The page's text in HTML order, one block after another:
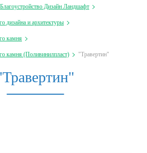
Благоустройство Дизайн Ландшафт
дизайна и архитектуры
камня
камня (Поливинилпласт) "Травертин"